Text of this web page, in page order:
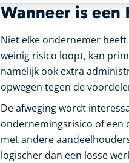
Wanneer is
Niet elke ondernemer
weinig risico loopt, kan
namelijk ook extra
opwegen tegen de
De afweging wordt
ondernemingsrisico of een
met andere
logischer dan een losse